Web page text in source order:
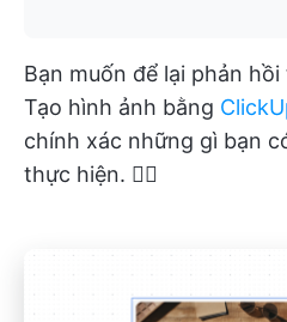
Bạn muốn để lại phản
Tạo hình ảnh bằng
chính xác những gì bạn
thực hiện. 👇🏼